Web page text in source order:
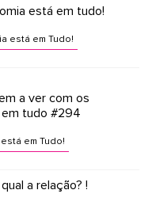
está em tudo!
está em Tudo!
a ver com os
em tudo #294
em Tudo!
a relação? !